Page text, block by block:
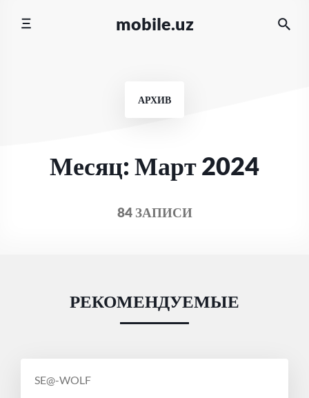
mobile.uz
АРХИВ
Месяц: Март 2024
84 ЗАПИСИ
РЕКОМЕНДУЕМЫЕ
СООБЩЕНИЕ
SE@-WOLF